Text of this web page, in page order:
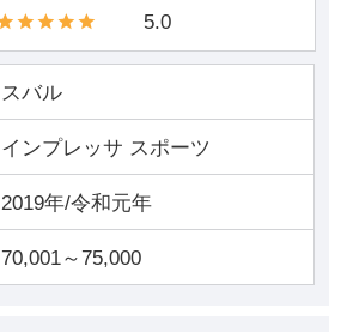
5.0
スバル
インプレッサ スポーツ
2019年/令和元年
70,001～75,000